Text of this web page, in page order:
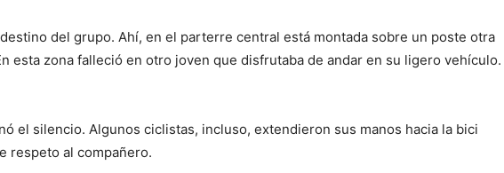
del grupo. Ahí, en el parterre central está montada sobre un poste otra
esta zona falleció en otro joven que disfrutaba de andar en su ligero vehículo.
el silencio. Algunos ciclistas, incluso, extendieron sus manos hacia la bici
respeto al compañero.